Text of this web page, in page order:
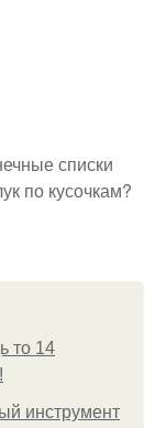
списки
по кусочкам?
то 14
инструмент